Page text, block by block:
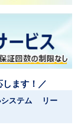
ます！／
システム リー